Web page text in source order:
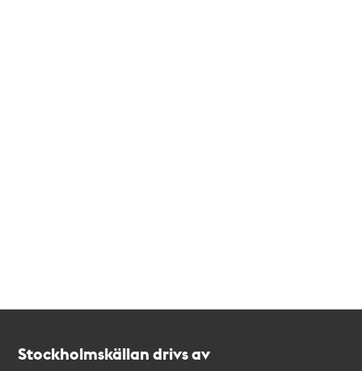
Stockholmskällan drivs av